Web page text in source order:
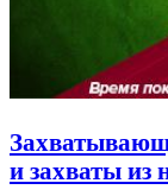
и захваты из